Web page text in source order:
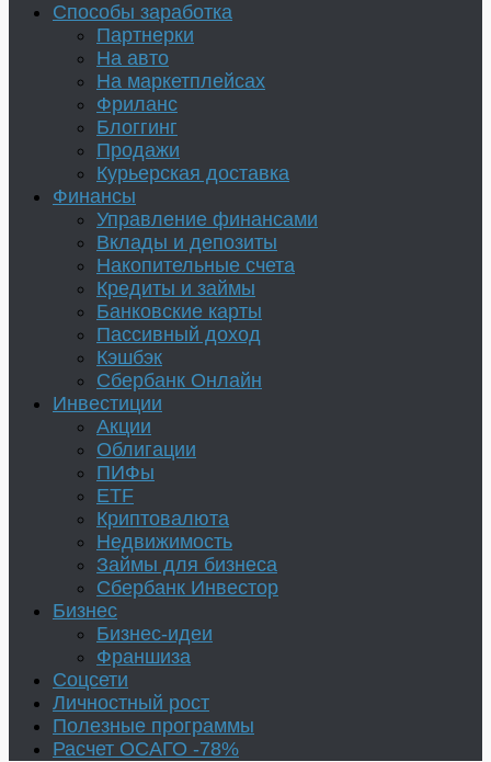
Способы заработка
Партнерки
На авто
На маркетплейсах
Фриланс
Блоггинг
Продажи
Курьерская доставка
Финансы
Управление финансами
Вклады и депозиты
Накопительные счета
Кредиты и займы
Банковские карты
Пассивный доход
Кэшбэк
Сбербанк Онлайн
Инвестиции
Акции
Облигации
ПИФы
ETF
Криптовалюта
Недвижимость
Займы для бизнеса
Сбербанк Инвестор
Бизнес
Бизнес-идеи
Франшиза
Соцсети
Личностный рост
Полезные программы
Расчет ОСАГО -78%